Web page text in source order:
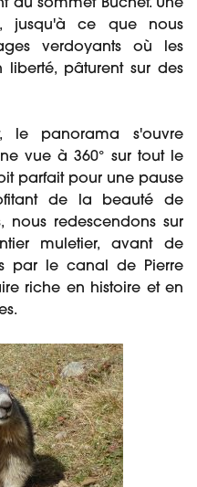
au sommet Buchet. Une
jusqu'à ce que nous
verdoyants où les
pâturent sur des
le panorama s'ouvre
vue à 360° sur tout le
parfait pour une pause
de la beauté de
nous redescendons sur
muletier, avant de
par le canal de Pierre
riche en histoire et en